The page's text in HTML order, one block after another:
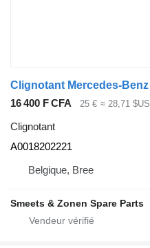
16 400 F CFA 25 € ≈ 28,71 $US
Clignotant
A0018202221
Belgique, Bree
Smeets & Zonen Spare Parts